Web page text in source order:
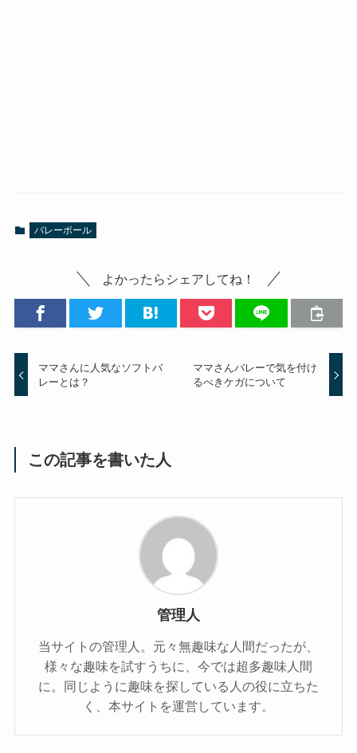
バレーボール
よかったらシェアしてね！
ママさんに人気なソフトバ
レーとは？
ママさんバレーで気を付け
るべきケガについて
この記事を書いた人
管理人
当サイトの管理人。元々無趣味な人間だったが、
様々な趣味を試すうちに、今では超多趣味人間
に。同じように趣味を探している人の役に立ちた
く、本サイトを運営しています。